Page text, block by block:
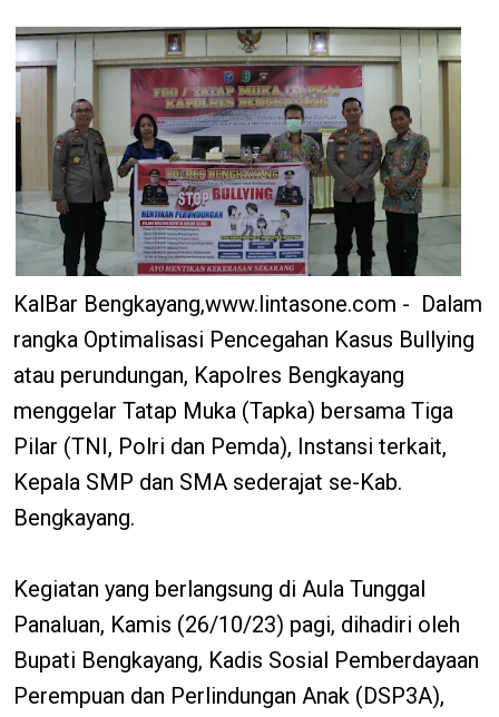
KalBar Bengkayang,www.lintasone.com - Dalam
rangka Optimalisasi Pencegahan Kasus Bullying
atau perundungan, Kapolres Bengkayang
menggelar Tatap Muka (Tapka) bersama Tiga
Pilar (TNI, Polri dan Pemda), Instansi terkait,
Kepala SMP dan SMA sederajat se-Kab.
Bengkayang.
Kegiatan yang berlangsung di Aula Tunggal
Panaluan, Kamis (26/10/23) pagi, dihadiri oleh
Bupati Bengkayang, Kadis Sosial Pemberdayaan
Perempuan dan Perlindungan Anak (DSP3A),